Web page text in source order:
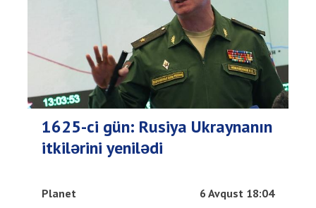
1625-ci gün: Rusiya Ukraynanın
itkilərini yenilədi
Planet 6 Avqust 18:04